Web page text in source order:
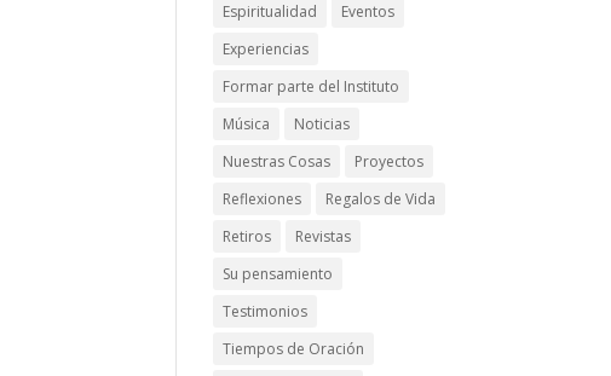
Espiritualidad
Eventos
Experiencias
Formar parte del Instituto
Música
Noticias
Nuestras Cosas
Proyectos
Reflexiones
Regalos de Vida
Retiros
Revistas
Su pensamiento
Testimonios
Tiempos de Oración